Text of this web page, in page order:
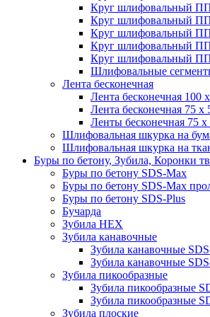
Круг шлифовальный
Круг шлифовальный
Круг шлифовальный
Круг шлифовальный
Круг шлифовальный
Шлифовальные
Лента бесконечная
Лента бесконечная 100
Лента бесконечная 75 х
Ленты бесконечная 75
Шлифовальная шкурка на
Шлифовальная шкурка на
Буры по бетону, Зубила, Коронки
Буры по бетону SDS-Max
Буры по бетону SDS-Max
Буры по бетону SDS-Plus
Бучарда
Зубила HEX
Зубила канавочные
Зубила канавочные
Зубила канавочные
Зубила пикообразные
Зубила пикообразные
Зубила пикообразные
Зубила плоские